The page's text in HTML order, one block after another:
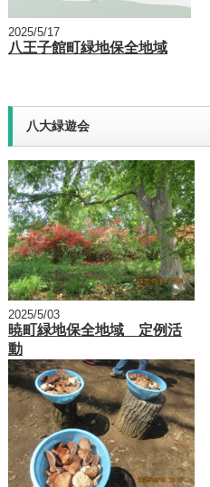
2025/5/17
八王子館町緑地保全地域
八大緑遊会
2025/5/03
暁町緑地保全地域 定例活
動